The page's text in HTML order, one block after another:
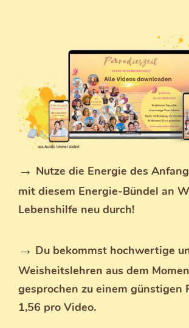
→ Nutze die Energie des
mit diesem Energie-Bündel an
Lebenshilfe neu durch!
→ Du bekommst hochwertige
Weisheitslehren aus dem
gesprochen zu einem günstigen
1,56 pro Video.